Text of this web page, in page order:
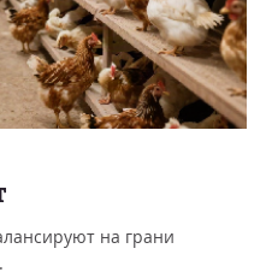
на грани